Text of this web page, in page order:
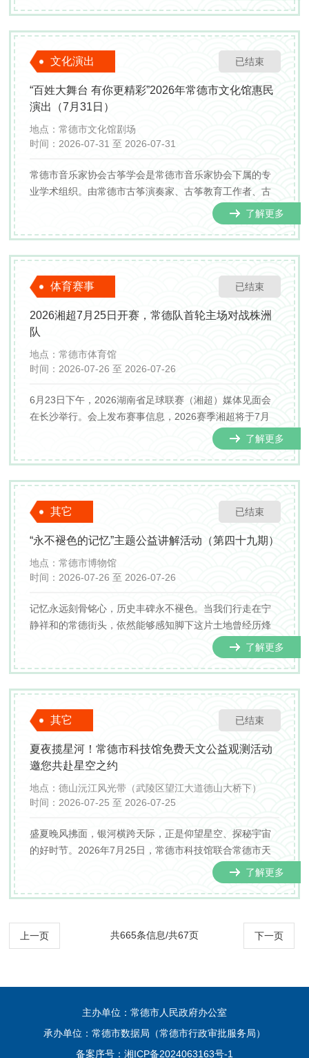
已结束
文化演出
“百姓大舞台 有你更精彩”2026年常德市文化馆惠民
演出（7月31日）
地点： 常德市文化馆剧场
时间： 2026-07-31 至 2026-07-31
常德市音乐家协会古筝学会是常德市音乐家协会下属的专
业学术组织。由常德市古筝演奏家、古筝教育工作者、古
筝爱好者、社会活动家组成的非牟利性组织。古筝学会成
了解更多
已结束
体育赛事
2026湘超7月25日开赛，常德队首轮主场对战株洲
队
地点： 常德市体育馆
时间： 2026-07-26 至 2026-07-26
6月23日下午，2026湖南省足球联赛（湘超）媒体见面会
在长沙举行。会上发布赛事信息，2026赛季湘超将于7月
25日晚在长沙贺龙体育场开赛，揭幕战由长沙队主场迎战
卫冕冠军永州队。其它6场比赛，将于7月26日19:38同步拉
开战幕，具体对阵信息情况为：娄底主场vs郴州、常德主
场vs株洲...
了解更多
已结束
其它
“永不褪色的记忆”主题公益讲解活动（第四十九期）
地点： 常德市博物馆
时间： 2026-07-26 至 2026-07-26
记忆永远刻骨铭心，历史丰碑永不褪色。当我们行走在宁
静祥和的常德街头，依然能够感知脚下这片土地曾经历烽
火硝烟与深重苦难！为铭记那段永不忘却的历史，传承民
族不屈的精神血脉，常德博物馆特推出专题公益讲解，通
过文物与史料，回溯烽火岁月，八千虎贲将士用血肉之躯
捍卫民...
了解更多
已结束
其它
夏夜揽星河！常德市科技馆免费天文公益观测活动
邀您共赴星空之约
地点： 德山沅江风光带（武陵区望江大道德山大桥下）
时间： 2026-07-25 至 2026-07-25
盛夏晚风拂面，银河横跨天际，正是仰望星空、探秘宇宙
的好时节。2026年7月25日，常德市科技馆联合常德市天
文学会重磅推出"夏夜揽星河"免费天文科普公益观测活动，
面向全市青少年亲子家庭、天文爱好者开放，带上孩子一
起来解锁夏日星空的浪漫奥秘!
了解更多
上一页 下一页
共665条信息/共67页
主办单位：常德市人民政府办公室
承办单位：常德市数据局（常德市行政审批服务局）
备案序号： 湘ICP备2024063163号-1